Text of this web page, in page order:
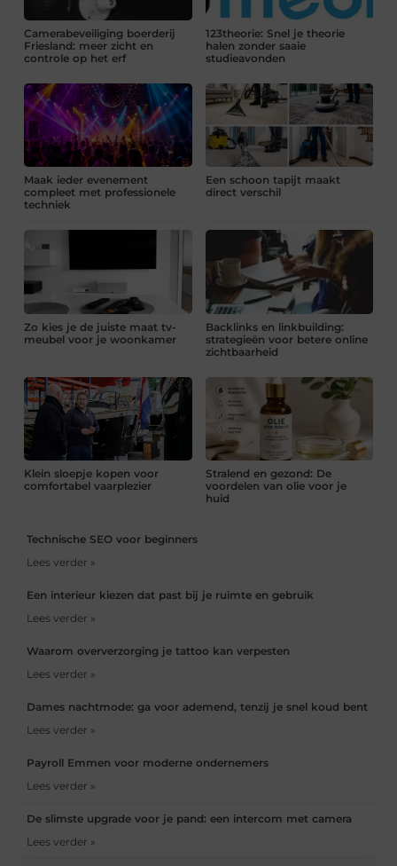
Camerabeveiliging boerderij
Friesland: meer zicht en
controle op het erf
123theorie: Snel je theorie
halen zonder saaie
studieavonden
Maak ieder evenement
compleet met professionele
techniek
Een schoon tapijt maakt
direct verschil
Zo kies je de juiste maat tv-
meubel voor je woonkamer
Backlinks en linkbuilding:
strategieën voor betere online
zichtbaarheid
Klein sloepje kopen voor
comfortabel vaarplezier
Stralend en gezond: De
voordelen van olie voor je
huid
Technische SEO voor beginners
Lees verder »
Een interieur kiezen dat past bij je ruimte en gebruik
Lees verder »
Waarom oververzorging je tattoo kan verpesten
Lees verder »
Dames nachtmode: ga voor ademend, tenzij je snel koud bent
Lees verder »
Payroll Emmen voor moderne ondernemers
Lees verder »
De slimste upgrade voor je pand: een intercom met camera
Lees verder »